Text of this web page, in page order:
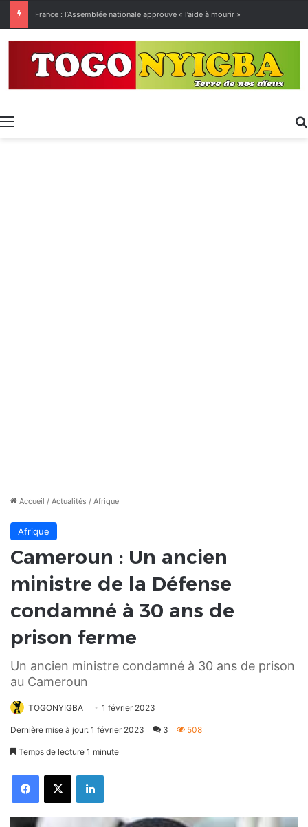
France : l’Assemblée nationale approuve « l’aide à mourir »
Menu
Accueil / Actualités / Afrique
Afrique
Cameroun : Un ancien
ministre de la Défense
condamné à 30 ans de
prison ferme
Un ancien ministre condamné à 30 ans de prison
au Cameroun
TOGONYIGBA 1 février 2023
Dernière mise à jour: 1 février 2023 3 508
Temps de lecture 1 minute
FacebookX Linkedin